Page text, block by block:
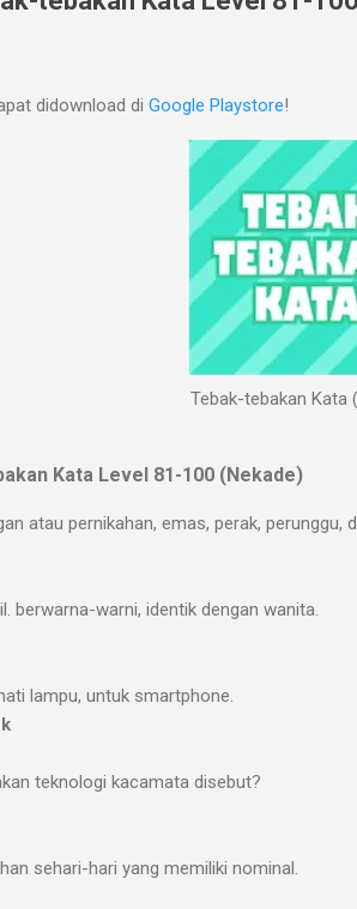
didownload di Google Playstore!
Tebak-tebakan Kata
Kata Level 81-100 (Nekade)
atau pernikahan, emas, perak, perunggu,
berwarna-warni, identik dengan wanita.
lampu, untuk smartphone.
teknologi kacamata disebut?
sehari-hari yang memiliki nominal.